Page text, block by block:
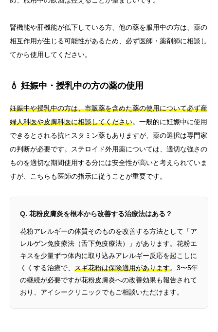
腎機能や肝機能が低下している方、他の薬を服用中の方は、薬の
相互作用が生じる可能性があるため、必ず医師・薬剤師に相談し
てから使用してください。
💧 妊娠中・授乳中の方の薬の使用
妊娠中や授乳中の方は、市販薬を含めた薬の使用について必ず産
婦人科医や皮膚科医に相談してください。一般的に妊娠中に使用
できるとされる抗ヒスタミン薬もありますが、薬の選択は専門家
の判断が必要です。ステロイド外用薬については、適切な強さの
ものを適切な期間使用する分には安全性が高いと考えられていま
すが、こちらも医師の指示に従うことが重要です。
Q. 花粉皮膚炎を根本から改善する治療法はある？
花粉アレルギーの体質そのものを改善する方法として「ア
レルゲン免疫療法（舌下免疫療法）」があります。花粉エ
キスを少量ずつ体内に取り込みアレルギー反応を起こしに
くくする治療で、 スギ花粉は保険適用があります。3〜5年
の継続が必要ですが花粉皮膚炎への改善効果も報告されて
おり、アイシークリニックでもご相談いただけます。